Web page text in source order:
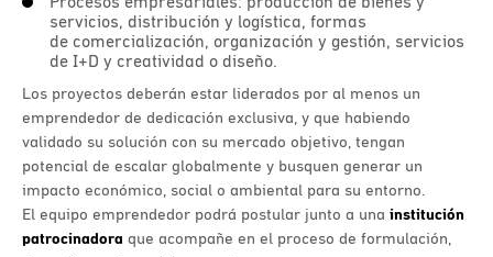
servicios, distribución y logística, formas
de comercialización, organización y gestión, servicios
de I+D y creatividad o diseño.
Los proyectos deberán estar liderados por al menos un
emprendedor de dedicación exclusiva, y que habiendo
validado su solución con su mercado objetivo, tengan
potencial de escalar globalmente y busquen generar un
impacto económico, social o ambiental para su entorno.
El equipo emprendedor podrá postular junto a una institución
patrocinadora que acompañe en el proceso de formulación,